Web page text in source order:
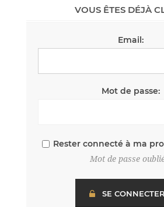
VOUS ÊTES DÉJÀ
Email:
Mot de passe:
Rester connecté à ma
Mot de passe